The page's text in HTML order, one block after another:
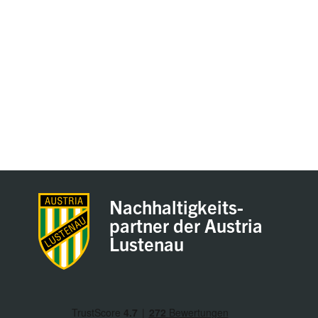
Nachhaltigkeits-
partner der Austria
Lustenau